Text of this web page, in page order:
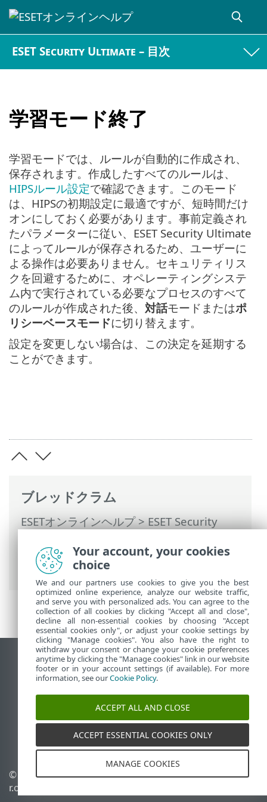
ESET Security Ultimate – 目次
学習モード終了
ブレッドクラム
ESETオンラインヘルプ>ESET Security
止システム(HIPS)>HIPSインタラクティブ
ウィンドウ> 学習モード終了
学習モードでは、ルールが自動的に作成され、
保存されます。作成したすべてのルールは、
HIPSルール設定で確認できます。このモード
は、HIPSの初期設定に最適ですが、短時間だけ
オンにしておく必要があります。事前定義され
たパラメーターに従い、ESET Security Ultimate
によってルールが保存されるため、ユーザーに
よる操作は必要ありません。セキュリティリス
クを回避するために、オペレーティングシステ
ム内で実行されている必要なプロセスのすべて
のルールが作成された後、 対話モードまたはポ
リシーベースモードに切り替えます。
設定を変更しない場合は、この決定を延期する
ことができます。
デスクトップサイトの表示
End of Life
ESETナレッジベース
ESETフォーラム
ESET Status Portal
地域サポート
© 1992 - 2026 ESET, spol. s
r.o. - All rights reserved.
Cookieの管理
Your account, your cookies
choice
We and our partners use cookies to give you the best
optimized online experience, analyze our website traffic,
and serve you with personalized ads. You can agree to the
collection of all cookies by clicking "Accept all and close",
decline all non-essential cookies by choosing "Accept
essential cookies only", or adjust your cookie settings by
clicking "Manage cookies". You also have the right to
withdraw your consent or change your cookie preferences
anytime by clicking the "Manage cookies" link in our website
footer or in your account settings (if available). For more
information, see ourCookie Policy.
ACCEPT ALL AND CLOSE
ACCEPT ESSENTIAL COOKIES ONLY
MANAGE COOKIES